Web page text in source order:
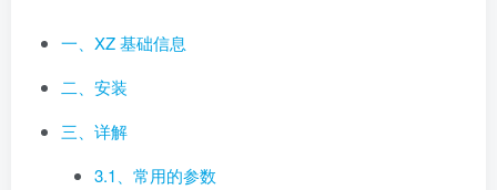
一、XZ 基础信息
二、安装
三、详解
3.1、常用的参数